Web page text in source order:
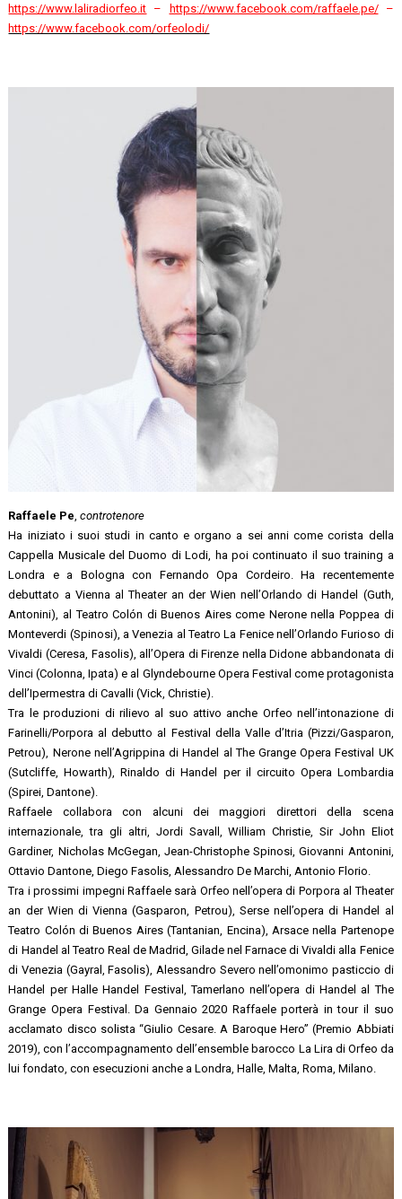
https://www.laliradiorfeo.it – https://www.facebook.com/raffaele.pe/–
https://www.facebook.com/orfeolodi/
Raffaele Pe ,controtenore
Ha iniziato i suoi studi in canto e organo a sei anni come corista della
Cappella Musicale del Duomo di Lodi, ha poi continuato il suo training a
Londra e a Bologna con Fernando Opa Cordeiro. Ha recentemente
debuttato a Vienna al Theater an der Wien nell’Orlando di Handel (Guth,
Antonini), al Teatro Colón di Buenos Aires come Nerone nella Poppea di
Monteverdi (Spinosi), a Venezia al Teatro La Fenice nell’Orlando Furioso di
Vivaldi (Ceresa, Fasolis), all’Opera di Firenze nella Didone abbandonata di
Vinci (Colonna, Ipata) e al Glyndebourne Opera Festival come protagonista
dell’Ipermestra di Cavalli (Vick, Christie).
Tra le produzioni di rilievo al suo attivo anche Orfeo nell’intonazione di
Farinelli/Porpora al debutto al Festival della Valle d’Itria (Pizzi/Gasparon,
Petrou), Nerone nell’Agrippina di Handel al The Grange Opera Festival UK
(Sutcliffe, Howarth), Rinaldo di Handel per il circuito Opera Lombardia
(Spirei, Dantone).
Raffaele collabora con alcuni dei maggiori direttori della scena
internazionale, tra gli altri, Jordi Savall, William Christie, Sir John Eliot
Gardiner, Nicholas McGegan, Jean-Christophe Spinosi, Giovanni Antonini,
Ottavio Dantone, Diego Fasolis, Alessandro De Marchi, Antonio Florio.
Tra i prossimi impegni Raffaele sarà Orfeo nell’opera di Porpora al Theater
an der Wien di Vienna (Gasparon, Petrou), Serse nell’opera di Handel al
Teatro Colón di Buenos Aires (Tantanian, Encina), Arsace nella Partenope
di Handel al Teatro Real de Madrid, Gilade nel Farnace di Vivaldi alla Fenice
di Venezia (Gayral, Fasolis), Alessandro Severo nell’omonimo pasticcio di
Handel per Halle Handel Festival, Tamerlano nell’opera di Handel al The
Grange Opera Festival. Da Gennaio 2020 Raffaele porterà in tour il suo
acclamato disco solista “Giulio Cesare. A Baroque Hero” (Premio Abbiati
2019), con l’accompagnamento dell’ensemble barocco La Lira di Orfeo da
lui fondato, con esecuzioni anche a Londra, Halle, Malta, Roma, Milano.